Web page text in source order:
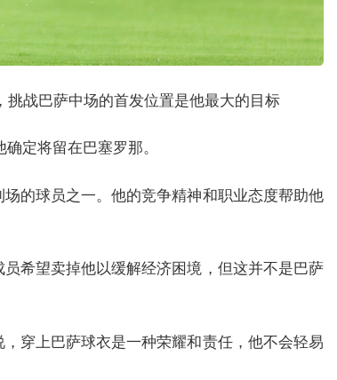
战巴萨中场的首发位置是他最大的目标
定将留在巴塞罗那。
的球员之一。他的竞争精神和职业态度帮助他
希望卖掉他以缓解经济困境，但这并不是巴萨
穿上巴萨球衣是一种荣耀和责任，他不会轻易